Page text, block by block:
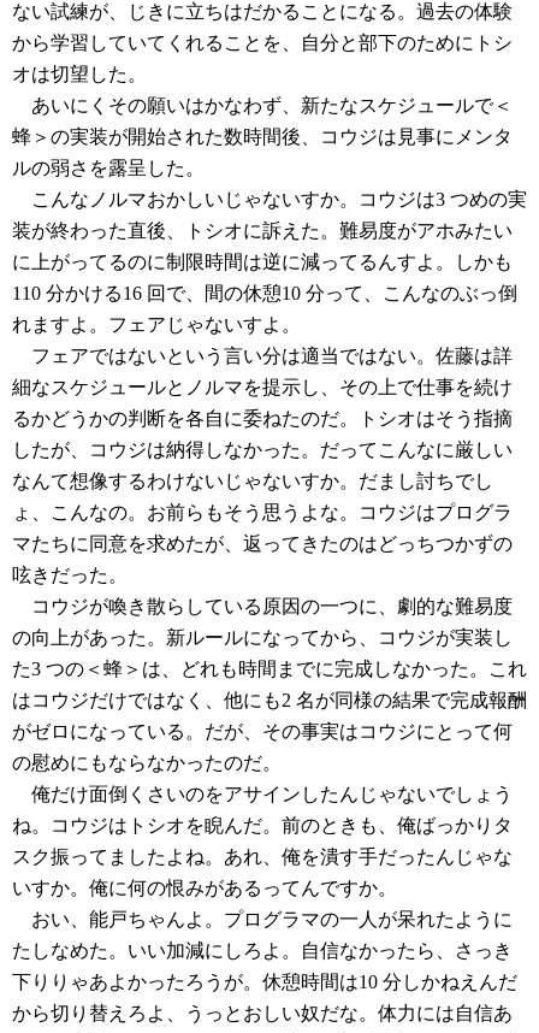
ない試練が、じきに立ちはだかることになる。過去の体験
から学習していてくれることを、自分と部下のためにトシ
オは切望した。
あいにくその願いはかなわず、新たなスケジュールで＜
蜂＞の実装が開始された数時間後、コウジは見事にメンタ
ルの弱さを露呈した。
こんなノルマおかしいじゃないすか。コウジは3 つめの実
装が終わった直後、トシオに訴えた。難易度がアホみたい
に上がってるのに制限時間は逆に減ってるんすよ。しかも
110 分かける16 回で、間の休憩10 分って、こんなのぶっ倒
れますよ。フェアじゃないすよ。
フェアではないという言い分は適当ではない。佐藤は詳
細なスケジュールとノルマを提示し、その上で仕事を続け
るかどうかの判断を各自に委ねたのだ。トシオはそう指摘
したが、コウジは納得しなかった。だってこんなに厳しい
なんて想像するわけないじゃないすか。だまし討ちでし
ょ、こんなの。お前らもそう思うよな。コウジはプログラ
マたちに同意を求めたが、返ってきたのはどっちつかずの
呟きだった。
コウジが喚き散らしている原因の一つに、劇的な難易度
の向上があった。新ルールになってから、コウジが実装し
た3 つの＜蜂＞は、どれも時間までに完成しなかった。これ
はコウジだけではなく、他にも2 名が同様の結果で完成報酬
がゼロになっている。だが、その事実はコウジにとって何
の慰めにもならなかったのだ。
俺だけ面倒くさいのをアサインしたんじゃないでしょう
ね。コウジはトシオを睨んだ。前のときも、俺ばっかりタ
スク振ってましたよね。あれ、俺を潰す手だったんじゃな
いすか。俺に何の恨みがあるってんですか。
おい、能戸ちゃんよ。プログラマの一人が呆れたように
たしなめた。いい加減にしろよ。自信なかったら、さっき
下りりゃあよかったろうが。休憩時間は10 分しかねえんだ
から切り替えろよ、うっとおしい奴だな。体力には自信あ